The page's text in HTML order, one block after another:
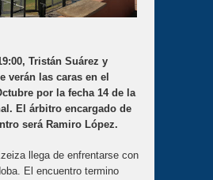
Tristán Suárez y
verán las caras en el
por la fecha 14 de la
El árbitro encargado de
será Ramiro López.
llega de enfrentarse con
El encuentro termino